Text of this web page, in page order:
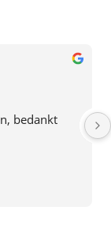
Zeer
(incl.